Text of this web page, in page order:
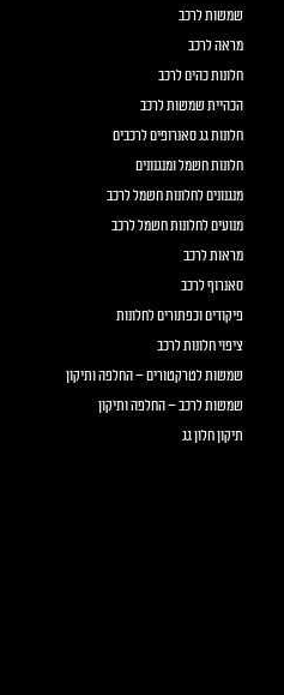
שמשות לרכב
מראה לרכב
חלונות כהים לרכב
הכהיית שמשות לרכב
חלונות גג סאנרופים לרכבים
חלונות חשמל ומנגנונים
מנגנונים לחלונות חשמל לרכב
מנועים לחלונות חשמל לרכב
מראות לרכב
סאנרוף לרכב
פיקודים וכפתורים לחלונות
ציפוי חלונות לרכב
שמשות לטרקטורים – החלפה ותיקון
שמשות לרכב – החלפה ותיקון
תיקון חלון גג